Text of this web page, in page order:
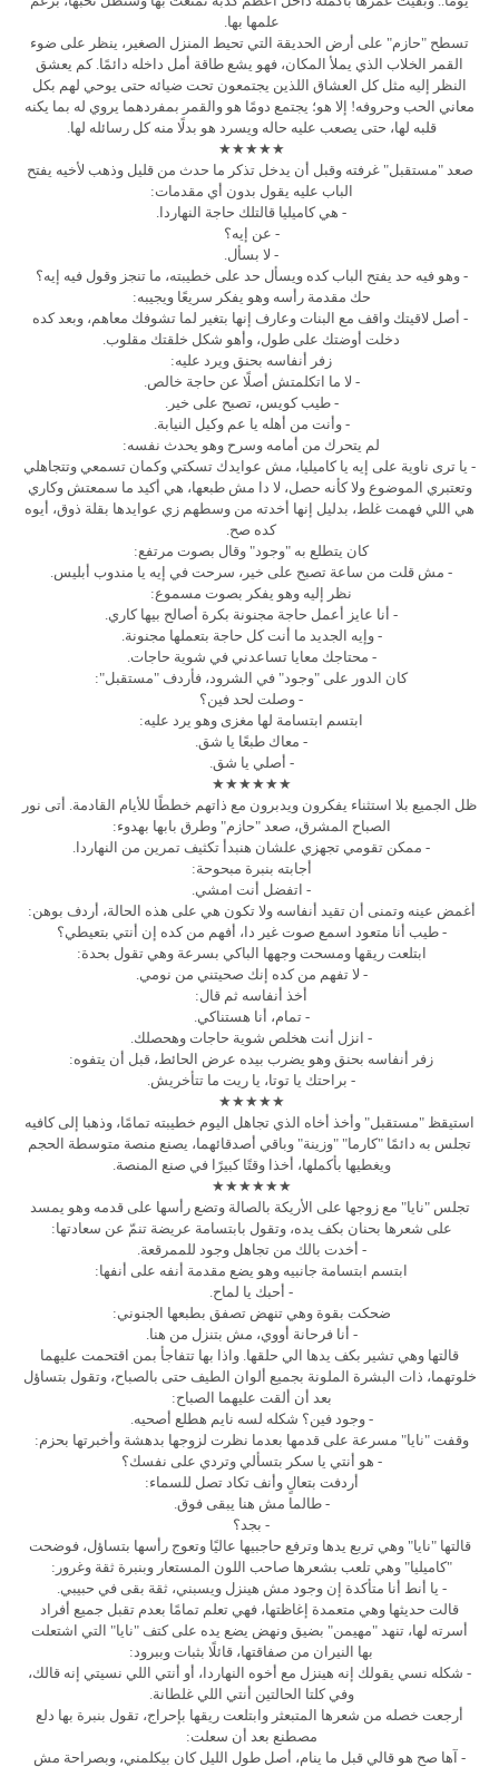
علمها بها.
تسطح "حازم" على أرض الحديقة التي تحيط المنزل الصغير، ينظر على ضوء
القمر الخلاب الذي يملأ المكان، فهو يشع طاقة أمل داخله دائمًا. كم يعشق
النظر إليه مثل كل العشاق اللذين يجتمعون تحت ضيائه حتى يوحي لهم بكل
معاني الحب وحروفه! إلا هو؛ يجتمع دومًا هو والقمر بمفردهما يروي له بما يكنه
قلبه لها، حتى يصعب عليه حاله ويسرد هو بدلًا منه كل رسائله لها.
★★★★★
صعد "مستقبل" غرفته وقبل أن يدخل تذكر ما حدث من قليل وذهب لأخيه يفتح
الباب عليه يقول بدون أي مقدمات:
- هي كاميليا قالتلك حاجة النهاردا.
- عن إيه؟
- لا بسأل.
- وهو فيه حد يفتح الباب كده ويسأل حد على خطيبته، ما تنجز وقول فيه إيه؟
حك مقدمة رأسه وهو يفكر سريعًا ويجيبه:
- أصل لاقيتك واقف مع البنات وعارف إنها بتغير لما تشوفك معاهم، وبعد كده
دخلت أوضتك على طول، وأهو شكل خلقتك مقلوب.
زفر أنفاسه بحنق ويرد عليه:
- لا ما اتكلمتش أصلًا عن حاجة خالص.
- طيب كويس، تصبح على خير.
- وأنت من أهله يا عم وكيل النيابة.
لم يتحرك من أمامه وسرح وهو يحدث نفسه:
- يا ترى ناوية على إيه يا كاميليا، مش عوايدك تسكتي وكمان تسمعي وتتجاهلي
وتعتبري الموضوع ولا كأنه حصل، لا دا مش طبعها، هي أكيد ما سمعتش وكاري
هي اللي فهمت غلط، بدليل إنها أخدته من وسطهم زي عوايدها بقلة ذوق، أيوه
كده صح.
كان يتطلع به "وجود" وقال بصوت مرتفع:
- مش قلت من ساعة تصبح على خير، سرحت في إيه يا مندوب أبليس.
نظر إليه وهو يفكر بصوت مسموع:
- أنا عايز أعمل حاجة مجنونة بكرة أصالح بيها كاري.
- وإيه الجديد ما أنت كل حاجة بتعملها مجنونة.
- محتاجك معايا تساعدني في شوية حاجات.
كان الدور على "وجود" في الشرود، فأردف "مستقبل":
- وصلت لحد فين؟
ابتسم ابتسامة لها مغزى وهو يرد عليه:
- معاك طبعًا يا شق.
- أصلي يا شق.
★★★★★★
ظل الجميع بلا استثناء يفكرون ويدبرون مع ذاتهم خططًا للأيام القادمة. أتى نور
الصباح المشرق، صعد "حازم" وطرق بابها بهدوء:
- ممكن تقومي تجهزي علشان هنبدأ تكثيف تمرين من النهاردا.
أجابته بنبرة مبحوحة:
- اتفضل أنت امشي.
أغمض عينه وتمنى أن تقيد أنفاسه ولا تكون هي على هذه الحالة، أردف بوهن:
- طيب أنا متعود اسمع صوت غير دا، أفهم من كده إن أنتي بتعيطي؟
ابتلعت ريقها ومسحت وجهها الباكي بسرعة وهي تقول بحدة:
- لا تفهم من كده إنك صحيتني من نومي.
أخذ أنفاسه ثم قال:
- تمام، أنا هستناكي.
- انزل أنت هخلص شوية حاجات وهحصلك.
زفر أنفاسه بحنق وهو يضرب بيده عرض الحائط، قبل أن يتفوه:
- براحتك يا توتا، يا ريت ما تتأخريش.
★★★★★
استيقظ "مستقبل" وأخذ أخاه الذي تجاهل اليوم خطيبته تمامًا، وذهبا إلى كافيه
تجلس به دائمًا "كارما" "وزينة" وباقي أصدقائهما، يصنع منصة متوسطة الحجم
ويغطيها بأكملها، أخذا وقتًا كبيرًا في صنع المنصة.
★★★★★★
تجلس "نايا" مع زوجها على الأريكة بالصالة وتضع رأسها على قدمه وهو يمسد
على شعرها بحنان بكف يده، وتقول بابتسامة عريضة تنمّ عن سعادتها:
- أخدت بالك من تجاهل وجود للممرقعة.
ابتسم ابتسامة جانبيه وهو يضع مقدمة أنفه على أنفها:
- أحبك يا لماح.
ضحكت بقوة وهي تنهض تصفق بطبعها الجنوني:
- أنا فرحانة أووي، مش بتنزل من هنا.
قالتها وهي تشير بكف يدها الي حلقها. واذا بها تتفاجأ بمن اقتحمت عليهما
خلوتهما، ذات البشرة الملونة بجميع ألوان الطيف حتى بالصباح، وتقول بتساؤل
بعد أن ألقت عليهما الصباح:
- وجود فين؟ شكله لسه نايم هطلع أصحيه.
وقفت "نايا" مسرعة على قدمها بعدما نظرت لزوجها بدهشة وأخبرتها بحزم:
- هو أنتي يا سكر بتسألي وتردي على نفسك؟
أردفت بتعالٍ وأنف تكاد تصل للسماء:
- طالما مش هنا يبقى فوق.
- بجد؟
قالتها "نايا" وهي تربع يدها وترفع حاجبيها عاليًا وتعوج رأسها بتساؤل، فوضحت
"كاميليا" وهي تلعب بشعرها صاحب اللون المستعار وبنبرة ثقة وغرور:
- يا أنط أنا متأكدة إن وجود مش هينزل ويسبني، ثقة بقى في حبيبي.
قالت حديثها وهي متعمدة إغاظتها، فهي تعلم تمامًا بعدم تقبل جميع أفراد
أسرته لها، تنهد "مهيمن" بضيق ونهض يضع يده على كتف "نايا" التي اشتعلت
بها النيران من صفاقتها، قائلًا بثبات وببرود:
- شكله نسي يقولك إنه هينزل مع أخوه النهاردا، أو أنتي اللي نسيتي إنه قالك،
وفي كلتا الحالتين أنتي اللي غلطانة.
أرجعت خصله من شعرها المتبعثر وابتلعت ريقها بإحراج، تقول بنبرة بها دلع
مصطنع بعد أن سعلت:
- آها صح هو قالي قبل ما ينام، أصل طول الليل كان بيكلمني، وبصراحة مش